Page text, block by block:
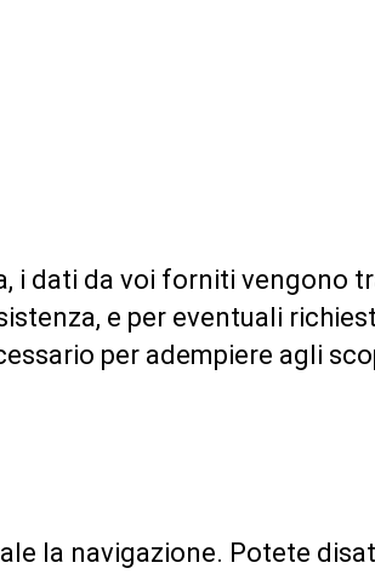
i dati da voi forniti vengono
e per eventuali
per adempiere agli
la navigazione. Potete